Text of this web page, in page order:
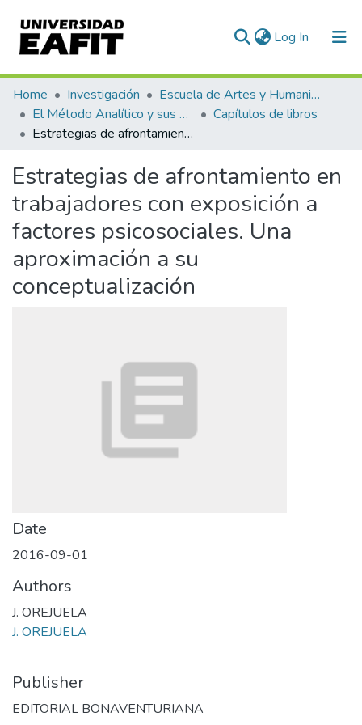
Log In (current)
Communities & Collections
All of DSpace
Home Investigación
Escuela de Artes y Humanidades
El Método Analítico y sus Aplicaciones en las Ciencias Sociales y Humanas (EAFIT - U de A)
Capítulos de libros
Estrategias de afrontamiento en trabajadores con exposición a factores psicosociales. Una aproximación a su conceptualización
Estrategias de afrontamiento en
trabajadores con exposición a
factores psicosociales. Una
aproximación a su
conceptualización
Date
2016-09-01
Authors
J. OREJUELA
J. OREJUELA
Publisher
EDITORIAL BONAVENTURIANA